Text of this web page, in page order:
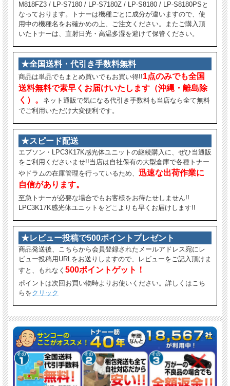
M818FZ3 / LP-S7180 / LP-S7180Z / LP-S8180 / LP-S8180PSと
なっております。トナーは機種ごとに成分が違いますので、使
用中の機種名をお確かめの上、ご注文ください。またご購入頂
いたトナーは、直射日光・高温多湿を避けて保管ください。
★全国送料・代引き手数料無料
商品は単品でもまとめ買いでもお買い得!!1点のみでも全国
送料無料で素早くお届けいたします（沖縄・離島除
く）。
ネット通販で気になる代引き手数料も当店なら全て無料
でご利用いただけ大変便利です。
★スピード配送
エプソン・LPC3K17K感光体ユニットの継続購入に、ぜひ当通販
をご利用くださいませ!!当店は自社保有の大型倉庫で各種トナー
やドラムの在庫管理を行っているため、 迅速な出荷作業に
自信があります。
至急トナーが必要な場合でもお客様をお待たせしません!!
LPC3K17K感光体ユニットをどこよりも早くお届けします!!
★レビュー投稿で500ポイントプレゼント
商品発送後、こちらから会員登録されたメールアドレス宛にレ
ビュー投稿用URLをお送りしますので、レビューをご記入頂けま
すと、もれなく 500ポイントゲット！
ポイントは次回お買い物時よりお使いください。詳しくはこち
らをクリック